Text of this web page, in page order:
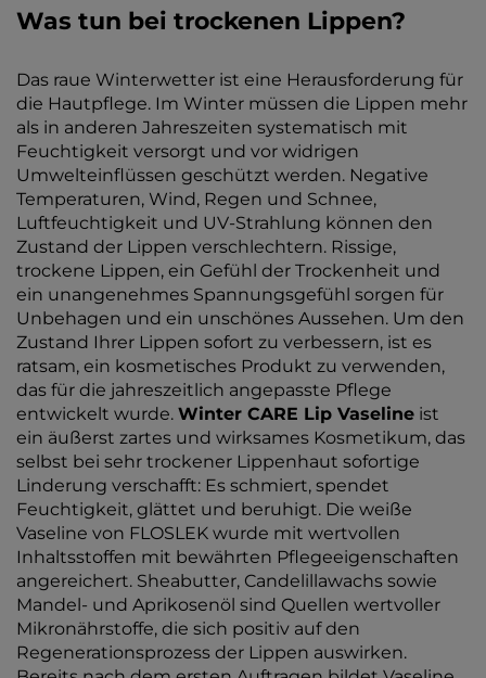
Was tun bei trockenen Lippen?
Das raue Winterwetter ist eine Herausforderung für
die Hautpflege. Im Winter müssen die Lippen mehr
als in anderen Jahreszeiten systematisch mit
Feuchtigkeit versorgt und vor widrigen
Umwelteinflüssen geschützt werden. Negative
Temperaturen, Wind, Regen und Schnee,
Luftfeuchtigkeit und UV-Strahlung können den
Zustand der Lippen verschlechtern. Rissige,
trockene Lippen, ein Gefühl der Trockenheit und
ein unangenehmes Spannungsgefühl sorgen für
Unbehagen und ein unschönes Aussehen. Um den
Zustand Ihrer Lippen sofort zu verbessern, ist es
ratsam, ein kosmetisches Produkt zu verwenden,
das für die jahreszeitlich angepasste Pflege
entwickelt wurde. Winter CARE Lip Vaseline ist
ein äußerst zartes und wirksames Kosmetikum, das
selbst bei sehr trockener Lippenhaut sofortige
Linderung verschafft: Es schmiert, spendet
Feuchtigkeit, glättet und beruhigt. Die weiße
Vaseline von FLOSLEK wurde mit wertvollen
Inhaltsstoffen mit bewährten Pflegeeigenschaften
angereichert. Sheabutter, Candelillawachs sowie
Mandel- und Aprikosenöl sind Quellen wertvoller
Mikronährstoffe, die sich positiv auf den
Regenerationsprozess der Lippen auswirken.